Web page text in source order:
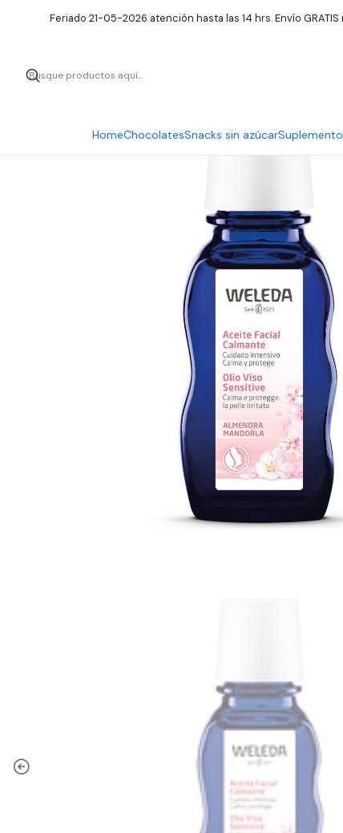
HomeChocolatesSnacks sin azúcar
Feriado 21-05-2026 atención hasta las 14 hrs. Envío Inicio